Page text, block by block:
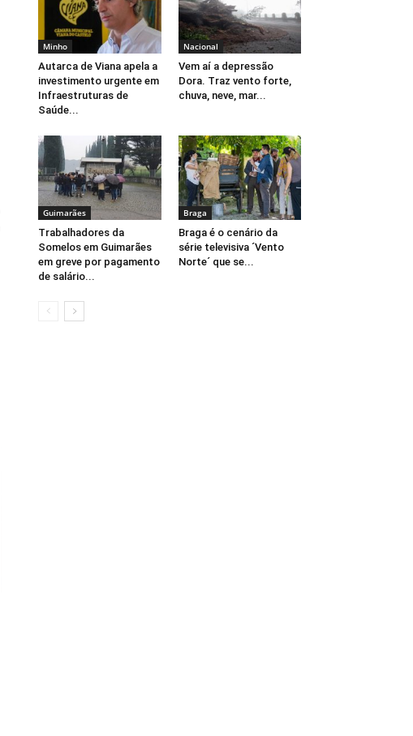
Minho
Autarca de Viana apela a
investimento urgente em
Infraestruturas de
Saúde...
Nacional
Vem aí a depressão
Dora. Traz vento forte,
chuva, neve, mar...
Guimarães
Trabalhadores da
Somelos em Guimarães
em greve por pagamento
de salário...
Braga
Braga é o cenário da
série televisiva ´Vento
Norte´ que se...